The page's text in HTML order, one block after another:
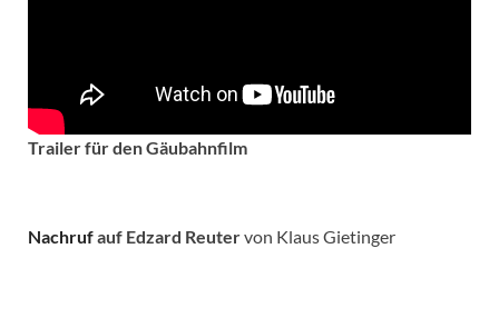
Trailer für den Gäubahnfilm
Nachrufauf Edzard Reutervon Klaus Gietinger